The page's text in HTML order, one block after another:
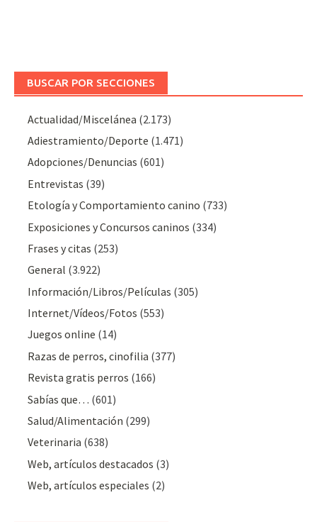
BUSCAR POR SECCIONES
Actualidad/Miscelánea (2.173)
Adiestramiento/Deporte (1.471)
Adopciones/Denuncias (601)
Entrevistas (39)
Etología y Comportamiento canino (733)
Exposiciones y Concursos caninos (334)
Frases y citas (253)
General (3.922)
Información/Libros/Películas (305)
Internet/Vídeos/Fotos (553)
Juegos online (14)
Razas de perros, cinofilia (377)
Revista gratis perros (166)
Sabías que… (601)
Salud/Alimentación (299)
Veterinaria (638)
Web, artículos destacados (3)
Web, artículos especiales (2)